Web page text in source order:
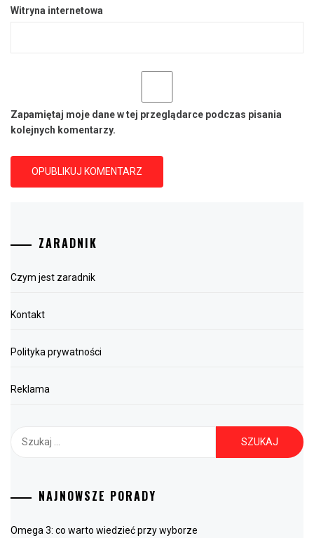
Witryna internetowa
Zapamiętaj moje dane w tej przeglądarce podczas pisania
kolejnych komentarzy.
ZARADNIK
Czym jest zaradnik
Kontakt
Polityka prywatności
Reklama
NAJNOWSZE PORADY
Omega 3: co warto wiedzieć przy wyborze